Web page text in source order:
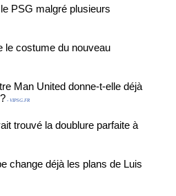
PSG malgré plusieurs
le costume du nouveau
Man United donne-t-elle déjà
- VIPSG.FR
trouvé la doublure parfaite à
change déjà les plans de Luis